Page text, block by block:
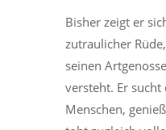
Bisher zeigt er
zutraulicher
seinen
versteht. Er sucht
Menschen,